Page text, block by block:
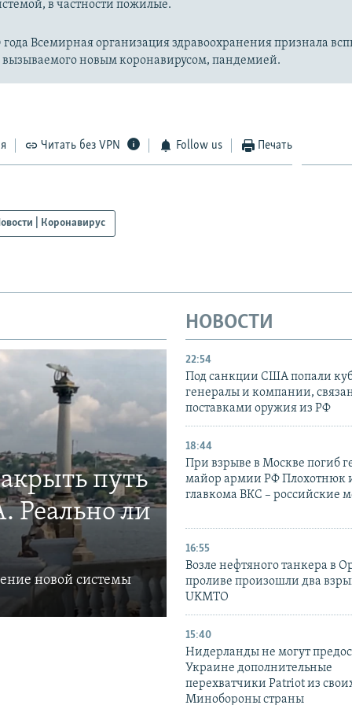
в частности пожилые.
года Всемирная организация здравоохранения признала
вызываемого новым коронавирусом, пандемией.
Читать без VPN Follow us Печать
| Коронавирус
путь
Реально ли
новой системы
НОВОСТИ
22:54
Под санкции США попали
генералы и компании,
поставками оружия из РФ
18:44
При взрыве в Москве погиб
майор армии РФ Плохотнюк
главкома ВКС – российские
16:55
Возле нефтяного танкера в
проливе произошли два
UKMTO
15:40
Нидерланды не могут
Украине дополнительные
перехватчики Patriot из
Минобороны страны